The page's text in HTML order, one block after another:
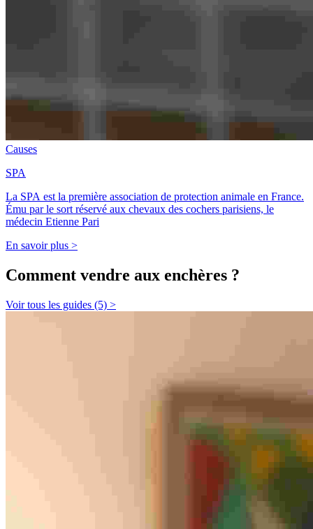
Causes
SPA
La SPA est la première association de protection animale en France.
Ému par le sort réservé aux chevaux des cochers parisiens, le
médecin Etienne Pari
En savoir plus >
Comment vendre aux enchères ?
Voir tous les guides (5) >